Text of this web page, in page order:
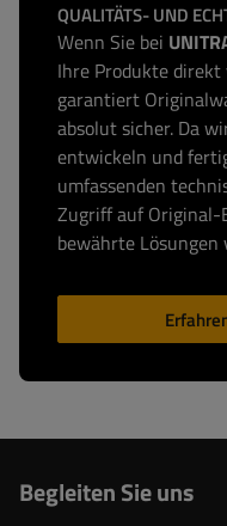
QUALITÄTS- UND
Wenn Sie bei
Ihre Produkte
garantiert
absolut sicher. Da
entwickeln und
umfassenden
Zugriff auf Original-
bewährte
Begleiten Sie uns